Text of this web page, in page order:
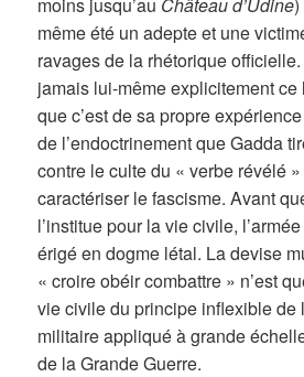
même été un adepte et une
ravages de la rhétorique
jamais lui-même explicitement ce
que c’est de sa propre
de l’endoctrinement que Gadda
contre le culte du « verbe révélé
caractériser le fascisme. Avant
l’institue pour la vie civile,
érigé en dogme létal. La devise
« croire obéir combattre » n’est
vie civile du principe inflexible de
militaire appliqué à grande
de la Grande Guerre.